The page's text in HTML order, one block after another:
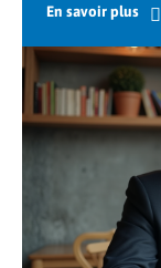
En savoir plus